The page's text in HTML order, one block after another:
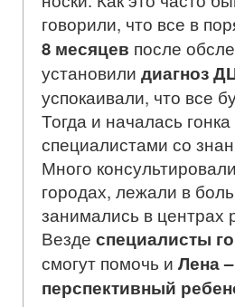
говорили, что все в
8 месяцев после
установили диагноз
успокаивали, что все
Тогда и началась гонка
специалистами со
Много
городах, лежали в
занимались в центрах
Везде специалисты
смогут помочь и Лена –
перспективный